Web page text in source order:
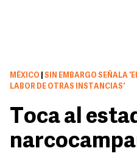
MÉXICO
SIN EMBARGO SEÑALA
LABOR DE OTRAS INSTANCIAS'
Toca al